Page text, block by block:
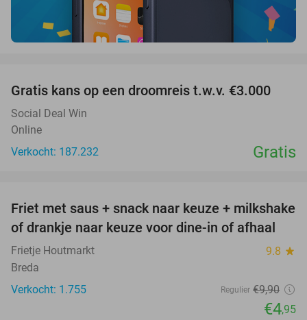
Gratis kans op een droomreis t.w.v. €3.000
Social Deal Win
Online
Verkocht: 187.232
Gratis
50%
Friet met saus + snack naar keuze + milkshake
of drankje naar keuze voor dine-in of afhaal
Frietje Houtmarkt 9.8 star
Breda
Verkocht: 1.755
Regulier €9,90
€4,95